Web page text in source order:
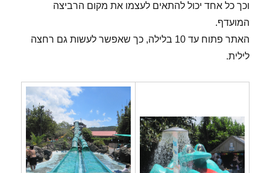
וכך כל אחד יכול להתאים לעצמו את מקום הרביצה
המועדף.
האתר פתוח עד 10 בלילה, כך שאפשר לעשות גם רחצה
לילית.